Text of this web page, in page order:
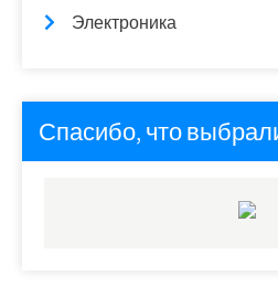
Электроника
Спасибо, что